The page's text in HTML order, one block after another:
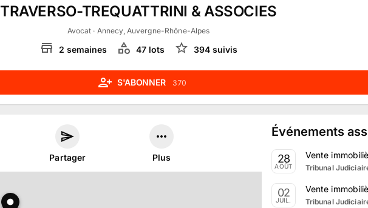
TRAVERSO-TREQUATTRINI & ASSOCIES
Avocat · Annecy, Auvergne-Rhône-Alpes
2 semaines 47 lots 394 suivis
S'ABONNER 370
Partager Plus
Événements
28
AOÛT
Vente
Tribunal
02
JUIL.
Vente
Tribunal